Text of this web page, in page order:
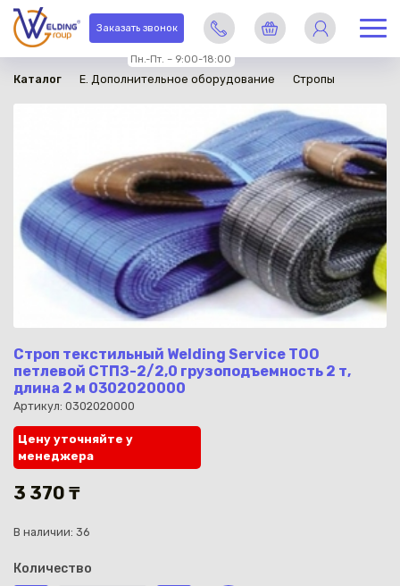
Заказать звонок
Пн.-Пт. – 9:00-18:00
Каталог E. Дополнительное оборудование Стропы
Строп текстильный Welding Service TOO
петлевой СТПЗ-2/2,0 грузоподъемность 2 т,
длина 2 м 0302020000
Артикул: 0302020000
в наличии
Цену уточняйте у
менеджера
3 370 ₸
В наличии: 36
Количество